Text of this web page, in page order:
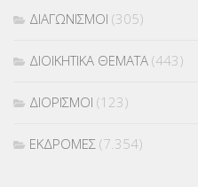
ΔΙΑΓΩΝΙΣΜΟΙ (305)
ΔΙΟΙΚΗΤΙΚΑ ΘΕΜΑΤΑ (443)
ΔΙΟΡΙΣΜΟΙ (123)
ΕΚΔΡΟΜΕΣ (7.354)